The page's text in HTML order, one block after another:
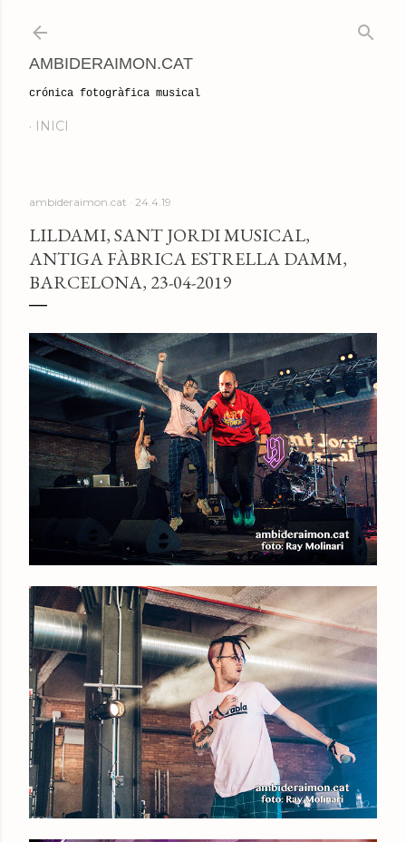
AMBIDERAIMON.CAT
crónica fotogràfica musical
INICI
ambideraimon.cat 24.4.19
LILDAMI, SANT JORDI MUSICAL,
ANTIGA FÀBRICA ESTRELLA DAMM,
BARCELONA, 23-04-2019